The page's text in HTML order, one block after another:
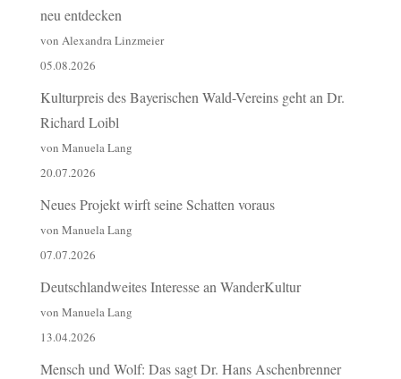
neu entdecken
von Alexandra Linzmeier
05.08.2026
Kulturpreis des Bayerischen Wald-Vereins geht an Dr.
Richard Loibl
von Manuela Lang
20.07.2026
Neues Projekt wirft seine Schatten voraus
von Manuela Lang
07.07.2026
Deutschlandweites Interesse an WanderKultur
von Manuela Lang
13.04.2026
Mensch und Wolf: Das sagt Dr. Hans Aschenbrenner